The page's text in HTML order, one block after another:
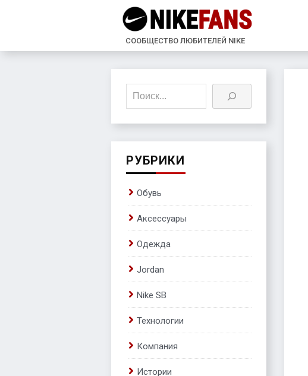
СООБЩЕСТВО ЛЮБИТЕЛЕЙ NIKE
Поиск
РУБРИКИ
Обувь
Аксессуары
Одежда
Jordan
Nike SB
Технологии
Компания
Истории